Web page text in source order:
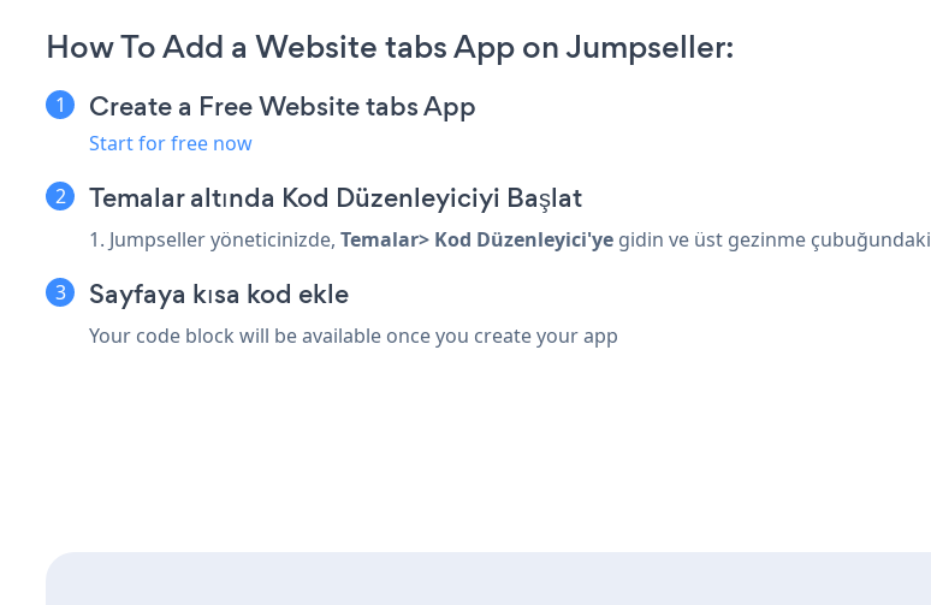
How To Add a Website tabs App on Jumpseller:
Create a Free Website tabs App
Start for free now
Temalar altında Kod Düzenleyiciyi Başlat
1. Jumpseller yöneticinizde, Temalar> Kod Düzenleyici'ye gidin ve üst gezinme çubuğundaki
Sayfaya kısa kod ekle
Your code block will be available once you create your app